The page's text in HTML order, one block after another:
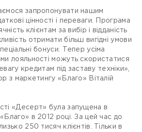
запропонувати нашим
цінності і переваги. Програма
клієнтам за вибір і відданість
отримати більш вигідні умови
бонуси. Тепер усіма
лояльності можуть скористатися
кредитам під заставу техніки»,
з маркетингу «Благо» Віталій
«Десерт» була запущена в
в 2012 році. За цей час до
250 тисяч клієнтів. Тільки в